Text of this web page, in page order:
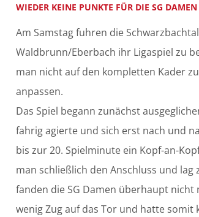
WIEDER KEINE PUNKTE FÜR DIE SG DAMEN
Am Samstag fuhren die
Waldbrunn/Eberbach ihr Ligaspiel zu
man nicht auf den kompletten Kader
anpassen.
Das Spiel begann zunächst
fahrig agierte und sich erst nach und
bis zur 20. Spielminute ein Kopf-an-
man schließlich den Anschluss und
fanden die SG Damen überhaupt
wenig Zug auf das Tor und hatte